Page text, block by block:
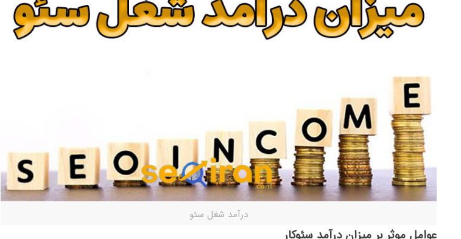
درآمد شغل سئو
عوامل موثر بر میزان درآمد سئوکار